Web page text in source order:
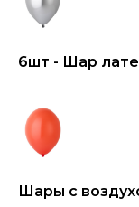
6шт - Шар
Шары с